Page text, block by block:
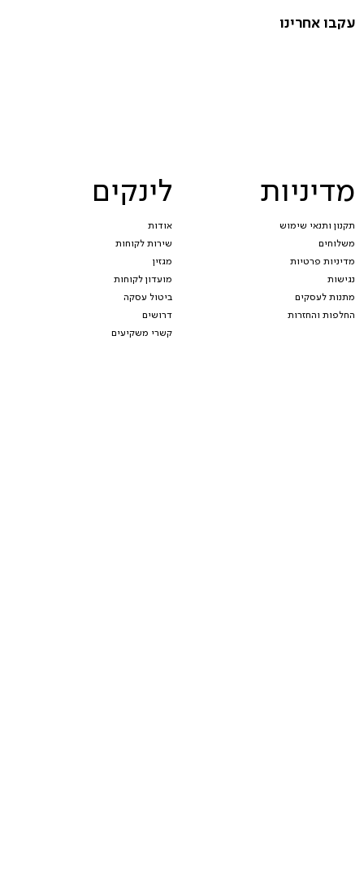
מדיניות
תקנון ותנאי שימוש
משלוחים
מדיניות פרטיות
נגישות
מתנות לעסקים
החלפות והחזרות
לינקים
אודות
שירות לקוחות
מגזין
מועדון לקוחות
ביטול עסקה
דרושים
קשרי משקיעים
עקבו אחרינו